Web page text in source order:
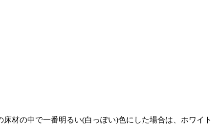
材の中で一番明るい(白っぽい)色にした場合は、ホワイト